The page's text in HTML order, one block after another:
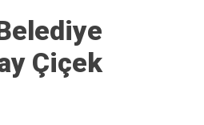
Çiçek